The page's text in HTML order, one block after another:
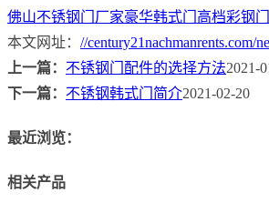
佛山不锈钢门厂家豪华韩式门 高档彩钢
本文网址： //century21nachmanrents.com/
上一篇： 不锈钢门配件的选择方法2021-
下一篇： 不锈钢韩式门简介2021-02-20
最近浏览：
相关产品